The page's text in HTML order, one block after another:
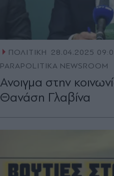
ΠΟΛΙΤΙΚΗ
28.04.2025
PARAPOLITIKA NEWSROOM
Ανοιγµα στην
Θανάση Γλαβίνα